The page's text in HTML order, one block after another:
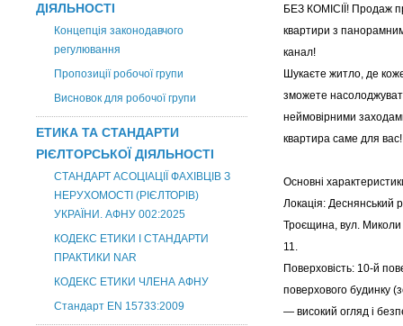
ДІЯЛЬНОСТІ
Концепція законодавчого
регулювання
Пропозиції робочої групи
Висновок для робочої групи
ЕТИКА ТА СТАНДАРТИ
РІЄЛТОРСЬКОЇ ДІЯЛЬНОСТІ
СТАНДАРТ АСОЦІАЦІЇ ФАХІВЦІВ З
НЕРУХОМОСТІ (РІЄЛТОРІВ)
УКРАЇНИ. АФНУ 002:2025
КОДЕКС ЕТИКИ І СТАНДАРТИ
ПРАКТИКИ NAR
КОДЕКС ЕТИКИ ЧЛЕНА АФНУ
Стандарт EN 15733:2009
БЕЗ КОМІСІЇ! Продаж
квартири з
канал!
Шукаєте житло, де
зможете
неймовірними
квартира саме для вас!
Основні
Локація: Деснянський
Троєщина, вул. Миколи
11.
Поверховість: 10-й
поверхового будинку
— високий огляд і